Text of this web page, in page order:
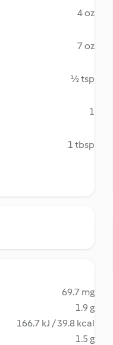
4 oz
7 oz
½ tsp
1
1 tbsp
69.7 mg
1.9 g
166.7 kJ / 39.8 kcal
1.5 g